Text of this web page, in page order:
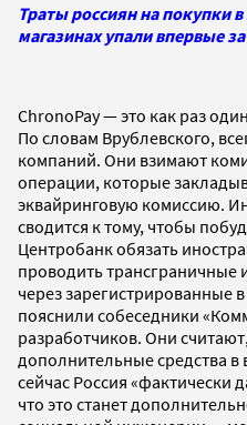
Траты россиян на покупки
магазинах упали впервые за
ChronoPay — это как раз
По словам Врублевского,
компаний. Они взимают
операции, которые
эквайринговую комиссию.
сводится к тому, чтобы
Центробанк обязать
проводить трансграничные
через
пояснили собеседники
разработчиков. Они
дополнительные средства
сейчас Россия «фактически
что это станет